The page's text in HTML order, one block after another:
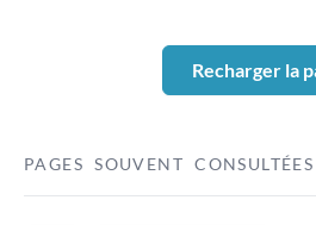
Recharger la
PAGES SOUVENT CONSULTÉES